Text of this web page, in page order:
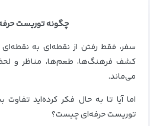
چگونه توریست
سفر، فقط رفتن از نقطه‌ای به
کشف فرهنگ‌ها، طعم‌ها، مناظر و
می‌ماند.
اما آیا تا به حال فکر کرده‌اید
توریست حرفه‌ای چیست؟